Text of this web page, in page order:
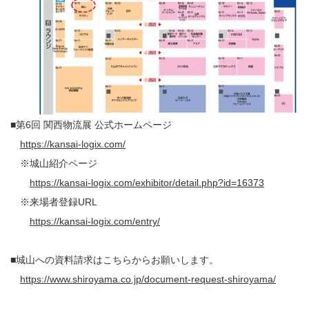
■第6回 関西物流展 公式ホームページ
https://kansai-logix.com/
※城山紹介ページ
https://kansai-logix.com/exhibitor/detail.php?id=16373
※来場者登録URL
https://kansai-logix.com/entry/
■城山への資料請求はこちらからお願いします。
https://www.shiroyama.co.jp/document-request-shiroyama/